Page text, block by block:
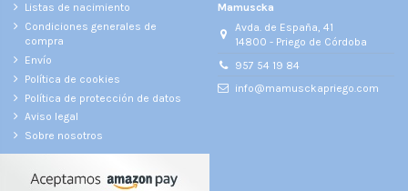
Listas de nacimiento
Condiciones generales de
compra
Envío
Política de cookies
Política de protección de datos
Aviso legal
Sobre nosotros
Mamuscka
Avda. de España, 41
14800 - Priego de Córdoba
957 54 19 84
info@mamusckapriego.com